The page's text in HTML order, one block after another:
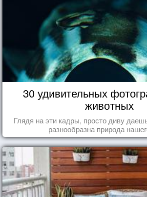
30 удивительных
животных
Глядя на эти кадры, просто диву
разнообразна природа